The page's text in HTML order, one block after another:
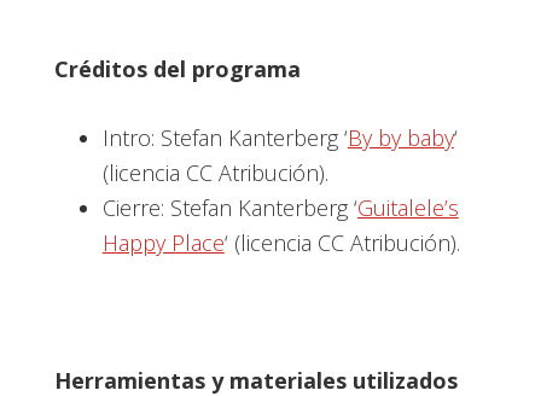
Créditos del programa
Intro: Stefan Kanterberg ‘By by baby‘
(licencia CC Atribución).
Cierre: Stefan Kanterberg ‘Guitalele’s
Happy Place‘ (licencia CC Atribución).
Herramientas y materiales utilizados